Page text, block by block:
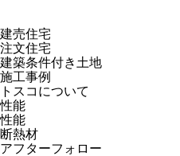
建売住宅
注文住宅
建築条件付き土地
施工事例
トスコについて
性能
性能
断熱材
アフターフォロー